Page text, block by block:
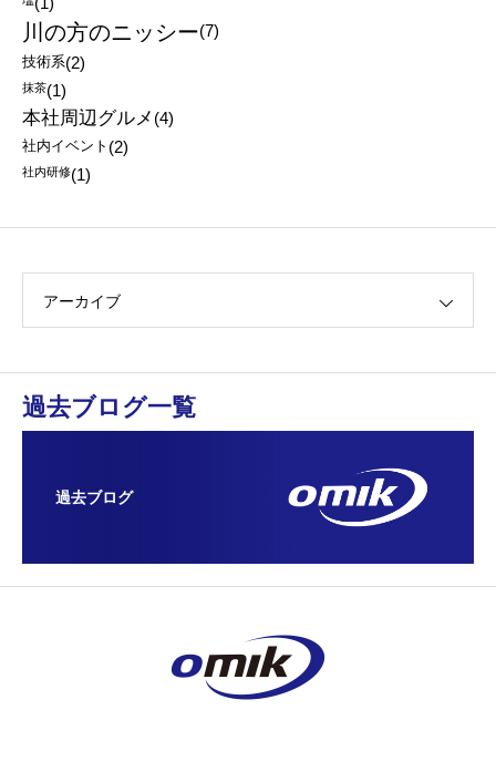
川の方のニッシー(7)
技術系(2)
抹茶(1)
本社周辺グルメ (4)
社内イベント (2)
社内研修(1)
アーカイブ
過去ブログ一覧
過去ブログ